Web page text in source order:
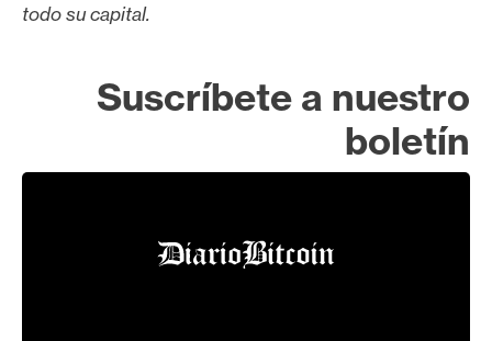
todo su capital.
Suscríbete a nuestro
boletín